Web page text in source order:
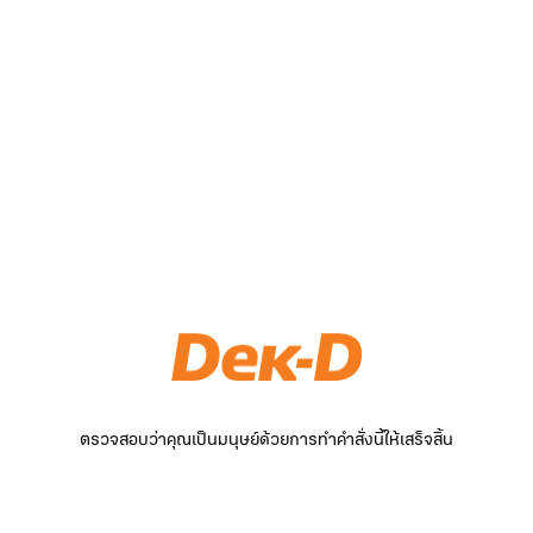
ตรวจสอบว่าคุณเป็นมนุษย์ด้วยการทำคำสั่งนี้ให้เสร็จสิ้น